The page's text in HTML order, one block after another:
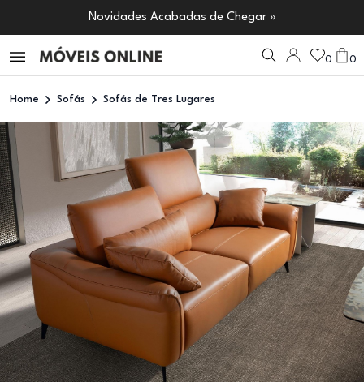
Novidades Acabadas de Chegar »
0 0
Home Sofás Sofás de Tres Lugares